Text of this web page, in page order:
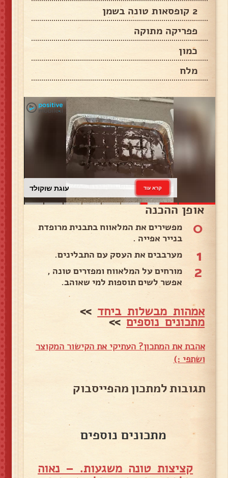
2 קופסאות טונה בשמן
פפריקה מתוקה
כמון
מלח
עוגת שוקולד קרא עוד
אופן ההכנה
0
מפשירים את המלאווח בתבנית מרופדת
בנייר אפייה .
1 מערבבים את העסק עם התבלינים.
2
מורחים על המלאווח ומפזרים טונה ,
אפשר לשים תוספות למי שאוהב.
אמהות מבשלות ביחד >>
מתכונים נוספים>>
אהבת את המתכון? העתיקי את הקישור המקוצר
ושתפי :)
תגובות למתכון מהפייסבוק
מתכונים נוספים
קציצות טונה משגעות. – נאוה